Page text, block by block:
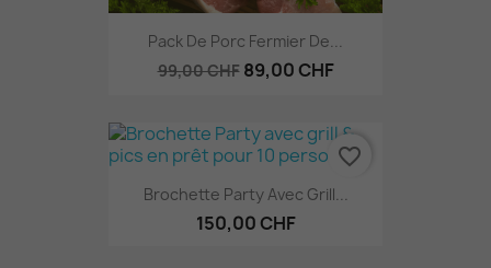
Pack De Porc Fermier De...
99,00 CHF 89,00 CHF
Brochette Party Avec Grill...
150,00 CHF
favorite_border